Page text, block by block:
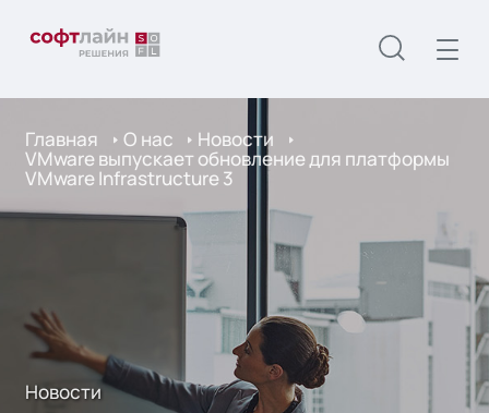
Главная О нас Новости
VMware выпускает обновление для платформы
VMware Infrastructure 3
Новости